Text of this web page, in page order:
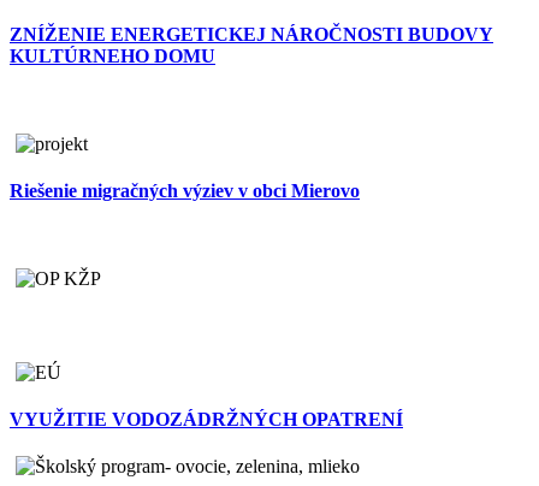
ZNÍŽENIE ENERGETICKEJ NÁROČNOSTI BUDOVY
KULTÚRNEHO DOMU
Riešenie migračných výziev v obci Mierovo
VYUŽITIE VODOZÁDRŽNÝCH OPATRENÍ